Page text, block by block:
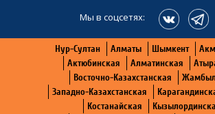
Мы в соцсетях:
Нур-Султан Алматы Шымкент
Актюбинская
Алматинская
Восточно-Казахстанская
Западно-Казахстанская
Костанайская